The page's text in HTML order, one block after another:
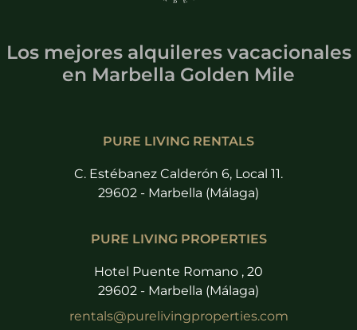
Los mejores alquileres vacacionales
en Marbella Golden Mile
PURE LIVING RENTALS
C. Estébanez Calderón 6, Local 11.
29602 - Marbella (Málaga)
PURE LIVING PROPERTIES
Hotel Puente Romano , 20
29602 - Marbella (Málaga)
rentals@purelivingproperties.com